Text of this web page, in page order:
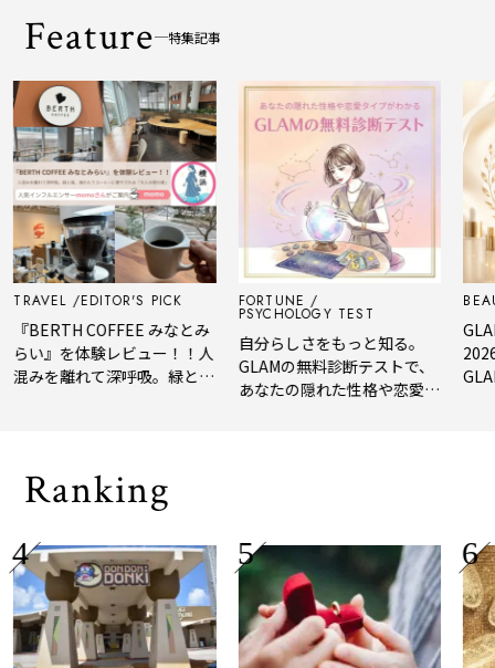
Feature 特集記事
EDITOR'S PICK
COFFEE みなとみ
』を体験レビュー！！人
を離れて深呼吸。緑と
FORTUNE
PSYCHOLOGY TEST
自分らしさをもっと知る。
GLAMの無料診断テストで、
あなたの隠れた性格や恋愛タ
BEAUTY
GLAM
2026 上
GLAM
Ranking